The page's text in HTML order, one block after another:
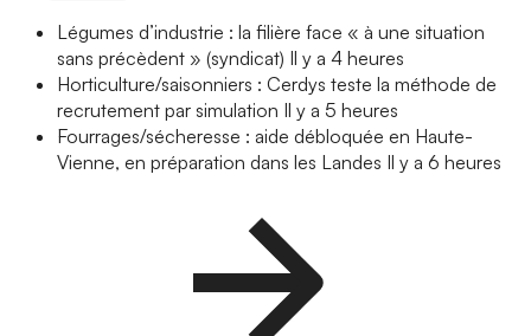
Légumes d’industrie : la filière face « à une situation
sans précèdent » (syndicat) Il y a 4 heures
Horticulture/saisonniers : Cerdys teste la méthode de
recrutement par simulation Il y a 5 heures
Fourrages/sécheresse : aide débloquée en Haute-
Vienne, en préparation dans les Landes Il y a 6 heures